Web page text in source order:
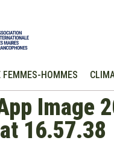
FEMMES-HOMMES
Image
16.57.38